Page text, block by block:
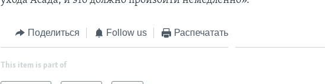
Поделиться Follow us Распечатать
This item is part of